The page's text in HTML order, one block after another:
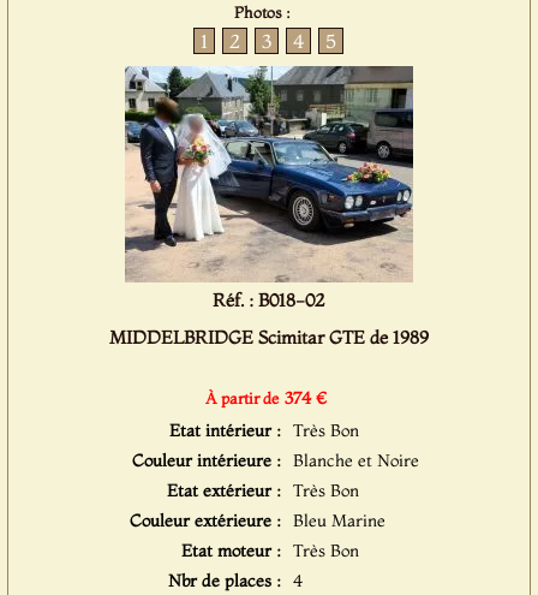
Photos :
1 2 3 4 5
Réf. : B018-02
MIDDELBRIDGE Scimitar GTE de 1989
À partir de 374 €
Etat intérieur : Très Bon
Couleur intérieure : Blanche et Noire
Etat extérieur : Très Bon
Couleur extérieure : Bleu Marine
Etat moteur : Très Bon
Nbr de places : 4